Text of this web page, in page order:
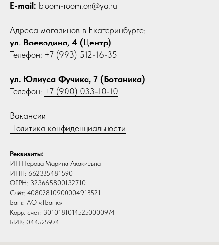
E-mail: bloom-room.on@ya.ru
Адреса магазинов в Екатеринбурге:
ул. Воеводина, 4 (Центр)
Телефон: +7 (993) 512-16-35
ул. Юлиуса Фучика, 7 (Ботаника)
Телефон: +7 (900) 033-10-10
Вакансии
Политика конфиденциальности
Реквизиты:
ИП Перова Марина Акакиевна
ИНН: 662335481590
ОГРН: 323665800132710
Счёт: 40802810900004918521
Банк: АО «ТБанк»
Корр. счет: 30101810145250000974
БИК: 044525974